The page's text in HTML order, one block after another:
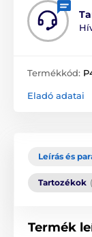
Termékkód:
Eladó adatai
Leírás és
Tartozékok
Termék